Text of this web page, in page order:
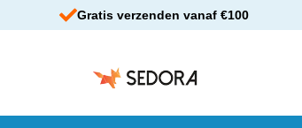
Gratis verzenden vanaf €100